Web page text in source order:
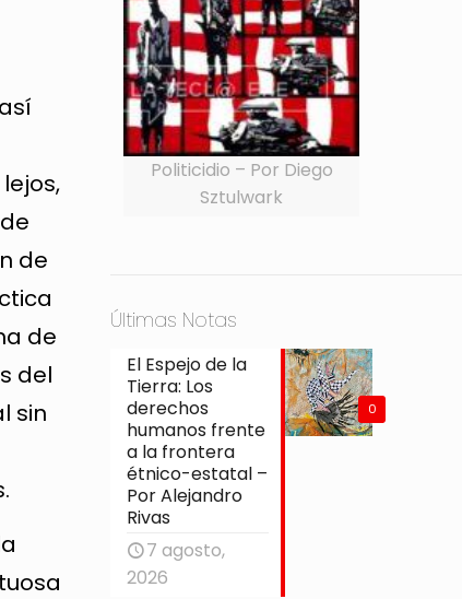
de
de
del
sin
Politicidio – Por Diego
Sztulwark
Últimas Notas
0
El Espejo de la
Tierra: Los
derechos
humanos frente
a la frontera
étnico-estatal –
Por Alejandro
Rivas
7 agosto,
2026